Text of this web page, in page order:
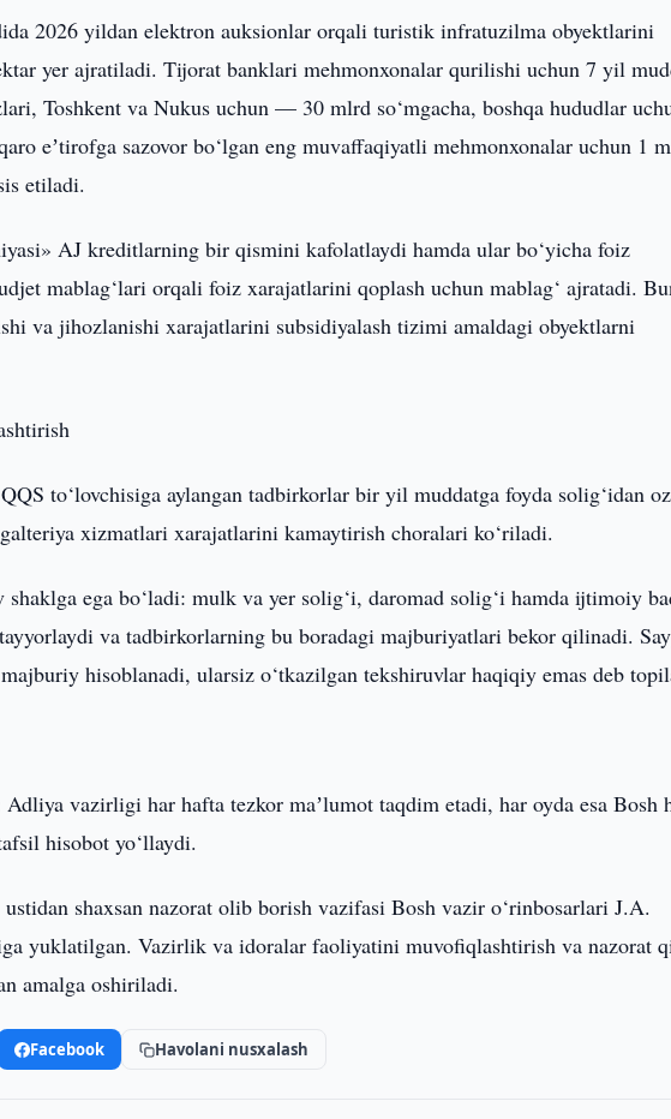
2026 yildan elektron auksionlar orqali turistik infratuzilma obyektlarini
yer ajratiladi. Tijorat banklari mehmonxonalar qurilishi uchun 7 yil
Toshkent va Nukus uchun — 30 mlrd so‘mgacha, boshqa hududlar
eʼtirofga sazovor bo‘lgan eng muvaffaqiyatli mehmonxonalar uchun 1
etiladi.
AJ kreditlarning bir qismini kafolatlaydi hamda ular bo‘yicha foiz
mablag‘lari orqali foiz xarajatlarini qoplash uchun mablag‘ ajratadi.
va jihozlanishi xarajatlarini subsidiyalash tizimi amaldagi obyektlarni
to‘lovchisiga aylangan tadbirkorlar bir yil muddatga foyda solig‘idan
xizmatlari xarajatlarini kamaytirish choralari ko‘riladi.
ega bo‘ladi: mulk va yer solig‘i, daromad solig‘i hamda ijtimoiy
va tadbirkorlarning bu boradagi majburiyatlari bekor qilinadi.
hisoblanadi, ularsiz o‘tkazilgan tekshiruvlar haqiqiy emas deb
vazirligi har hafta tezkor maʼlumot taqdim etadi, har oyda esa Bosh
hisobot yo‘llaydi.
shaxsan nazorat olib borish vazifasi Bosh vazir o‘rinbosarlari J.A.
yuklatilgan. Vazirlik va idoralar faoliyatini muvofiqlashtirish va nazorat
amalga oshiriladi.
Facebook Havolani nusxalash